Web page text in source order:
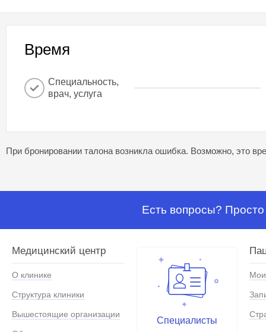
Время
Специальность,
врач, услуга
При бронировании талона возникла ошибка. Возможно, это
Есть вопросы?
Медицинский центр
О клинике
Структура клиники
Вышестоящие организации
Специалисты